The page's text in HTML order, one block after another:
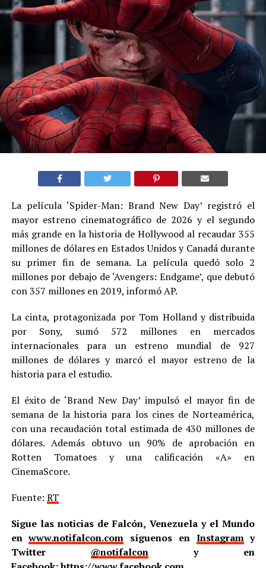
La película ‘Spider-Man: Brand New Day’ registró el
mayor estreno cinematográfico de 2026 y el segundo
más grande en la historia de Hollywood al recaudar 355
millones de dólares en Estados Unidos y Canadá durante
su primer fin de semana. La película quedó solo 2
millones por debajo de ‘Avengers: Endgame’, que debutó
con 357 millones en 2019, informó AP.
La cinta, protagonizada por Tom Holland y distribuida
por Sony, sumó 572 millones en mercados
internacionales para un estreno mundial de 927
millones de dólares y marcó el mayor estreno de la
historia para el estudio.
El éxito de ‘Brand New Day’ impulsó el mayor fin de
semana de la historia para los cines de Norteamérica,
con una recaudación total estimada de 430 millones de
dólares. Además obtuvo un 90% de aprobación en
Rotten Tomatoes y una calificación «A» en
CinemaScore.
Fuente: RT
Sigue las noticias de Falcón, Venezuela y el Mundo
enwww.notifalcon.com síguenos en Instagramy
Twitter @notifalcony en